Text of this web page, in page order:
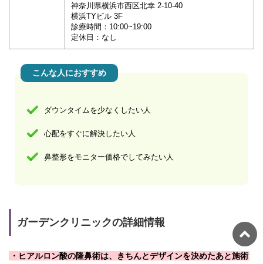
神奈川県横浜市西区北幸 2-10-40
横浜TYビル 3F
診療時間：10:00~19:00
定休日：なし
こんな人におすすめ
ダウンタイムを少なくしたい人
心配をすぐに解決したい人
鼻整形をモニター価格でしてみたい人
ガーデンクリニックの詳細情報
・ヒアルロン酸の隆鼻術は、きちんとデザインを決めたあと施術